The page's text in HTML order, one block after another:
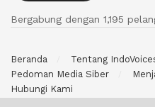
Bergabung dengan 1,195
Beranda Tentang
Pedoman Media Siber
Hubungi Kami